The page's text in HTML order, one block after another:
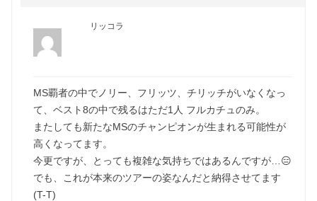
リッコラ
MS覇者の中でノリー、フリッツ、チリッチがいなくなっ
て、ベスト8の中で残るはただ1人 フルカチュのみ。
またしても新たなMSのチャンピオンが生まれる可能性が
高くなってます。
今更ですが、とっても複雑な気持ちではあるんですが…😑
でも、これが本来のツアーの姿なんだと納得させてます
(T-T)